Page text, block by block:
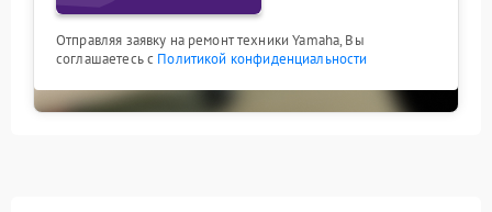
Отправляя заявку на ремонт техники Yamaha, Вы
соглашаетесь с Политикой конфиденциальности